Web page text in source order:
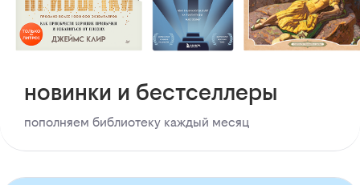
новинки и бестселлеры
пополняем библиотеку каждый месяц